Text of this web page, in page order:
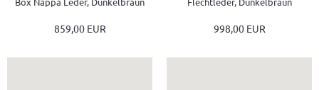
859,00 EUR 998,00 EUR